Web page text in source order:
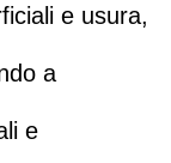
e usura,
a
e